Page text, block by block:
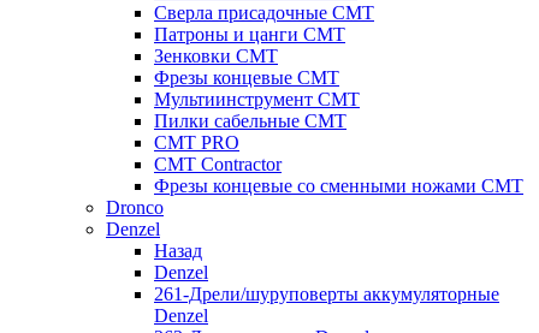
Сверла присадочные СМТ
Патроны и цанги CMT
Зенковки СМТ
Фрезы концевые CMT
Мультиинструмент СМТ
Пилки сабельные СМТ
CMT PRO
CMT Contractor
Фрезы концевые со сменными ножами CMT
Dronco
Denzel
Назад
Denzel
261-Дрели/шуруповерты аккумуляторные
Denzel